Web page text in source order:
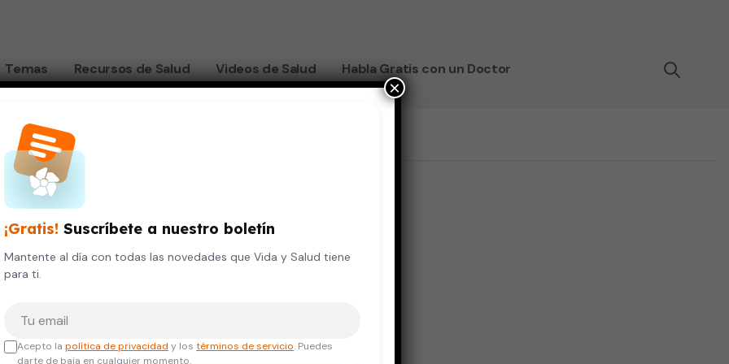
Temas Recursos de Salud Videos de Salud Habla Gratis con un Doctor
Isaias Padilla Mota
ACADÉMICOS
¡Gratis! Suscríbete a nuestro boletín
Mantente al día con todas las novedades que Vida y Salud tiene
para ti.
Acepto lapolítica de privacidad y lostérminos de servicio. Puedes
darte de baja en cualquier momento.
×